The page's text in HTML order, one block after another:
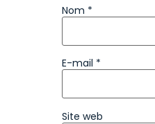
Nom *
E-mail *
Site web